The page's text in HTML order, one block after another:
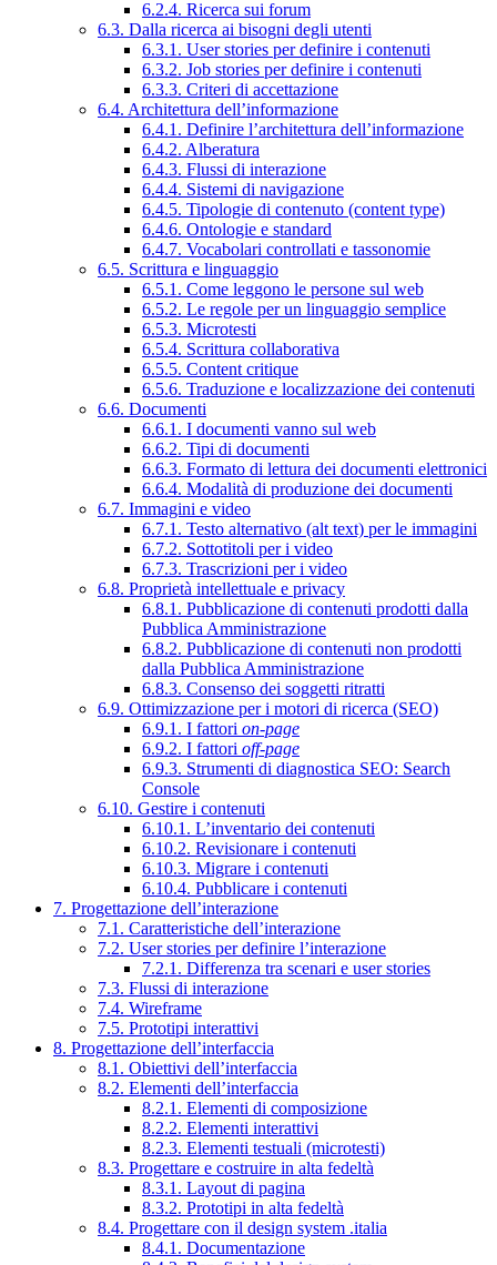
6.2.4. Ricerca sui forum
6.3. Dalla ricerca ai bisogni degli utenti
6.3.1. User stories per definire i contenuti
6.3.2. Job stories per definire i contenuti
6.3.3. Criteri di accettazione
6.4. Architettura dell’informazione
6.4.1. Definire l’architettura dell’informazione
6.4.2. Alberatura
6.4.3. Flussi di interazione
6.4.4. Sistemi di navigazione
6.4.5. Tipologie di contenuto (content type)
6.4.6. Ontologie e standard
6.4.7. Vocabolari controllati e tassonomie
6.5. Scrittura e linguaggio
6.5.1. Come leggono le persone sul web
6.5.2. Le regole per un linguaggio semplice
6.5.3. Microtesti
6.5.4. Scrittura collaborativa
6.5.5. Content critique
6.5.6. Traduzione e localizzazione dei contenuti
6.6. Documenti
6.6.1. I documenti vanno sul web
6.6.2. Tipi di documenti
6.6.3. Formato di lettura dei documenti elettronici
6.6.4. Modalità di produzione dei documenti
6.7. Immagini e video
6.7.1. Testo alternativo (alt text) per le immagini
6.7.2. Sottotitoli per i video
6.7.3. Trascrizioni per i video
6.8. Proprietà intellettuale e privacy
6.8.1. Pubblicazione di contenuti prodotti dalla
Pubblica Amministrazione
6.8.2. Pubblicazione di contenuti non prodotti
dalla Pubblica Amministrazione
6.8.3. Consenso dei soggetti ritratti
6.9. Ottimizzazione per i motori di ricerca (SEO)
6.9.1. I fattori on-page
6.9.2. I fattori off-page
6.9.3. Strumenti di diagnostica SEO: Search
Console
6.10. Gestire i contenuti
6.10.1. L’inventario dei contenuti
6.10.2. Revisionare i contenuti
6.10.3. Migrare i contenuti
6.10.4. Pubblicare i contenuti
7. Progettazione dell’interazione
7.1. Caratteristiche dell’interazione
7.2. User stories per definire l’interazione
7.2.1. Differenza tra scenari e user stories
7.3. Flussi di interazione
7.4. Wireframe
7.5. Prototipi interattivi
8. Progettazione dell’interfaccia
8.1. Obiettivi dell’interfaccia
8.2. Elementi dell’interfaccia
8.2.1. Elementi di composizione
8.2.2. Elementi interattivi
8.2.3. Elementi testuali (microtesti)
8.3. Progettare e costruire in alta fedeltà
8.3.1. Layout di pagina
8.3.2. Prototipi in alta fedeltà
8.4. Progettare con il design system .italia
8.4.1. Documentazione